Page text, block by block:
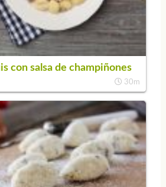
con salsa de champiñones
30m